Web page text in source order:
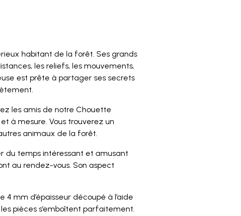
habitant de la forêt. Ses grands
les reliefs, les mouvements,
est prête à partager ses secrets
les amis de notre Chouette
à mesure. Vous trouverez un
animaux de la forêt.
du temps intéressant et amusant
au rendez-vous. Son aspect
mm d’épaisseur découpé à l’aide
pièces s’emboîtent parfaitement.